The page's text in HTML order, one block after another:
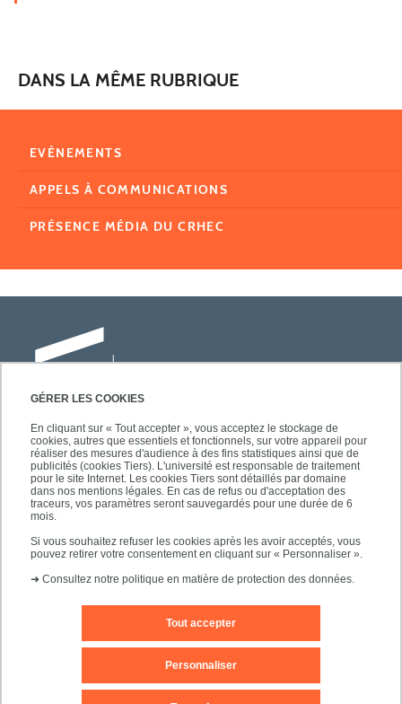
GÉRER LES COOKIES
En cliquant sur « Tout accepter », vous acceptez le stockage de
cookies, autres que essentiels et fonctionnels, sur votre appareil pour
réaliser des mesures d'audience à des fins statistiques ainsi que de
publicités (cookies Tiers). L'université est responsable de traitement
pour le site Internet. Les cookies Tiers sont détaillés par domaine
dans nos mentions légales. En cas de refus ou d'acceptation des
traceurs, vos paramètres seront sauvegardés pour une durée de 6
mois.
Si vous souhaitez refuser les cookies après les avoir acceptés, vous
pouvez retirer votre consentement en cliquant sur « Personnaliser ».
➜ Consultez notre politique en matière de protection des données.
Tout accepter
Personnaliser
DANS LA MÊME RUBRIQUE
EVÈNEMENTS
APPELS À COMMUNICATIONS
PRÉSENCE MÉDIA DU CRHEC
Université Paris-Est Créteil
Faculté des lettres, langues et sciences
humaines
61, avenue du Général de Gaulle
94010 Créteil
Mentions légales
Plan d'accès Plan du site